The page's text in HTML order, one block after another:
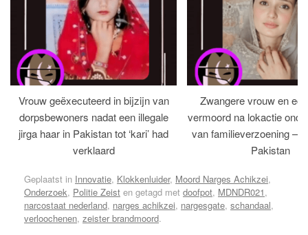
Vrouw geëxecuteerd in bijzijn van
dorpsbewoners nadat een illegale
jirga haar in Pakistan tot ‘kari’ had
verklaard
Zwangere vrouw en
vermoord na lokactie
van familieverzoening –
Pakistan
Geplaatst in Innovatie, Klokkenluider, Moord Narges Achikzei,
Onderzoek, Politie Zeist en getagd met doofpot, MDNDR021,
narcostaat nederland, narges achikzei, nargesgate, schandaal,
verloochenen, zeister brandmoord.